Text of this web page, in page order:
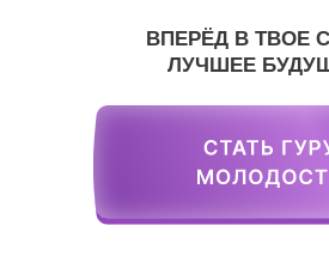
ВПЕРЁД В ТВОЕ
ЛУЧШЕЕ